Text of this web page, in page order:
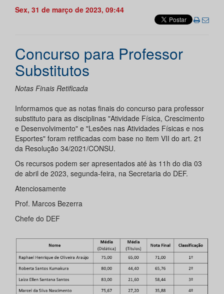
Sex, 31 de março de 2023, 09:44
Concurso para Professor
Substitutos
Notas Finais Retificada
Informamos que as notas finais do concurso para professor
substituto para as disciplinas "Atividade Física, Crescimento
e Desenvolvimento" e "Lesões nas Atividades Físicas e nos
Esportes" foram retificadas com base no item VII do art. 21
da Resolução 34/2021/CONSU.
Os recursos podem ser apresentados até às 11h do dia 03
de abril de 2023, segunda-feira, na Secretaria do DEF.
Atenciosamente
Prof. Marcos Bezerra
Chefe do DEF